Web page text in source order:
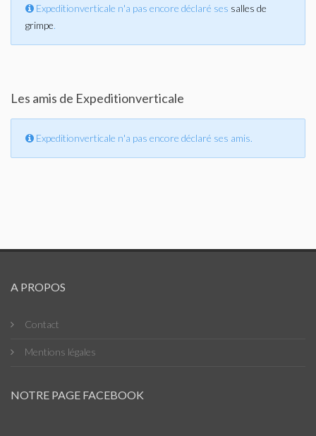
Expeditionverticale n'a pas encore déclaré ses salles de
grimpe.
Les amis de Expeditionverticale
Expeditionverticale n'a pas encore déclaré ses amis.
A PROPOS
Contact
Mentions légales
NOTRE PAGE FACEBOOK